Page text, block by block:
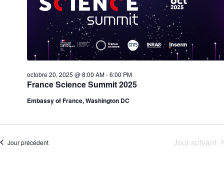
France Science Summit 2025
octobre 20, 2025 @ 8:00 AM-6:00 PM
Embassy of France, Washington DC
Jour précédent Jour suivant